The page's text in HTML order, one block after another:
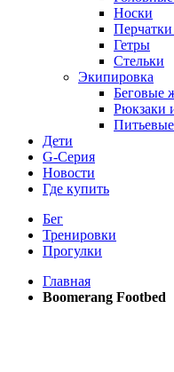
Носки
Гетры
Стельки
Экипировка
Беговые
Рюкзаки
Дети
G-Серия
Новости
Где купить
Бег
Тренировки
Прогулки
Главная
Boomerang Footbed